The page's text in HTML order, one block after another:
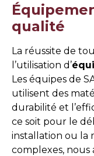
qualité
La réussite de
l’utilisation d’
Les équipes de
utilisent des
durabilité et
ce soit pour le
installation ou la
complexes, nous